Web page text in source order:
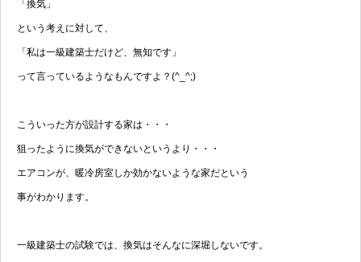
「換気」
という考えに対して、
「私は一級建築士だけど、無知です」
って言っているようなもんですよ？(^_^;)
こういった方が設計する家は・・・
狙ったように換気ができないというより・・・
エアコンが、暖冷房室しか効かないような家だという
事がわかります。
一級建築士の試験では、換気はそんなに深堀しないです。